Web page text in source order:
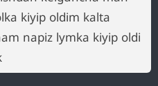
kiyip oldim kalta
napiz lymka kiyip oldi